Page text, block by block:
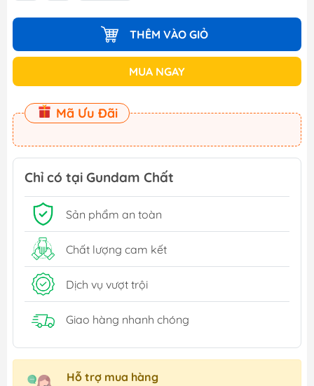
THÊM VÀO GIỎ
MUA NGAY
Mã Ưu Đãi
Chỉ có tại Gundam Chất
Sản phẩm an toàn
Chất lượng cam kết
Dịch vụ vượt trội
Giao hàng nhanh chóng
Hỗ trợ mua hàng